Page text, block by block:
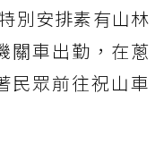
別安排素有山林
關車出勤，在蔥
民眾前往祝山車